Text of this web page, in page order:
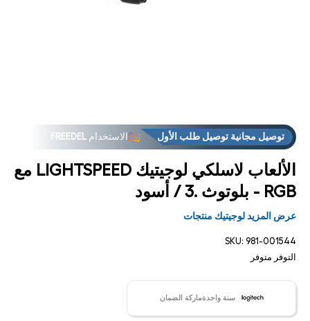
توصيل مجانية توصيل طلب الأول
الألعاب لاسلكي لوجيتيك LIGHTSPEED مع
RGB - بلوتوث .3 / أسود
عرض المزيد لوجيتيك منتجات
SKU: 981-001544
التوفر
متوفر
سنة واحدةماركة الضمان